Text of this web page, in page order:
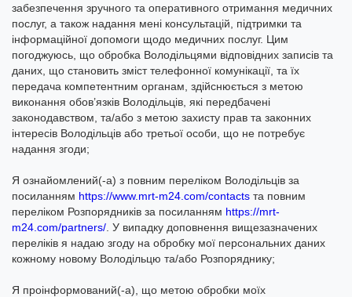
забезпечення зручного та оперативного отримання медичних
послуг, а також надання мені консультацій, підтримки та
інформаційної допомоги щодо медичних послуг. Цим
погоджуюсь, що обробка Володільцями відповідних записів та
даних, що становить зміст телефонної комунікації, та їх
передача компетентним органам, здійснюється з метою
виконання обов’язків Володільців, які передбачені
законодавством, та/або з метою захисту прав та законних
інтересів Володільців або третьої особи, що не потребує
надання згоди;
Я ознайомлений(-а) з повним переліком Володільців за
посиланням https://www.mrt-m24.com/contacts та повним
переліком Розпорядників за посиланням https://mrt-
m24.com/partners/ . У випадку доповнення вищезазначених
переліків я надаю згоду на обробку мої персональних даних
кожному новому Володільцю та/або Розпоряднику;
Я проінформований(-а), що метою обробки моїх